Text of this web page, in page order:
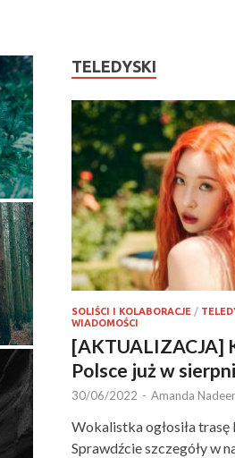
TELEDYSKI
SOLIŚCI I KOLABORACJE /
WIADOMOŚCI
[AKTUALIZACJA]
Polsce już w
30/06/2022 - Amanda
Wokalistka ogłosiła
Sprawdźcie szczegóły w